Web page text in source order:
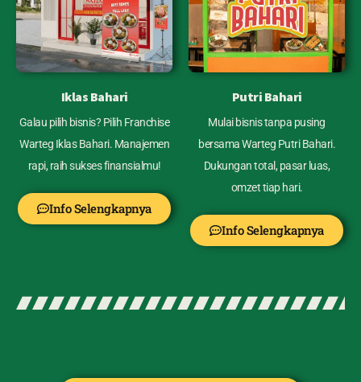
Iklas Bahari
Galau pilih bisnis? Pilih Franchise
Warteg Iklas Bahari. Manajemen
rapi, raih sukses finansialmu!
Info Selengkapnya
Putri Bahari
Mulai bisnis tanpa pusing
bersama Warteg Putri Bahari.
Dukungan total, pasar luas,
omzet tiap hari.
Info Selengkapnya